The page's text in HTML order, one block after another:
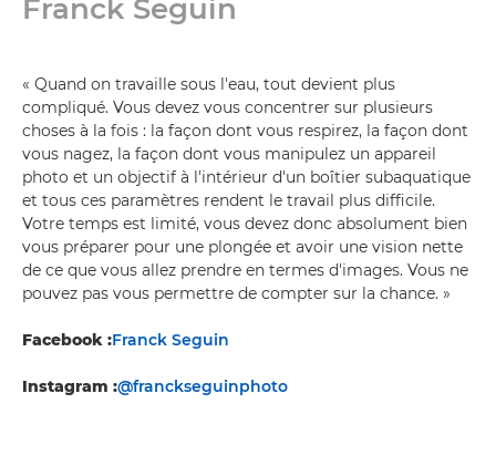
Franck Seguin
« Quand on travaille sous l'eau, tout devient plus
compliqué. Vous devez vous concentrer sur plusieurs
choses à la fois : la façon dont vous respirez, la façon dont
vous nagez, la façon dont vous manipulez un appareil
photo et un objectif à l'intérieur d'un boîtier subaquatique
et tous ces paramètres rendent le travail plus difficile.
Votre temps est limité, vous devez donc absolument bien
vous préparer pour une plongée et avoir une vision nette
de ce que vous allez prendre en termes d'images. Vous ne
pouvez pas vous permettre de compter sur la chance. »
Facebook :Franck Seguin
Instagram :@franckseguinphoto